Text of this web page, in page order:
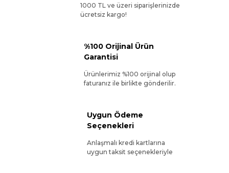
1000 TL ve üzeri siparişlerinizde
ücretsiz kargo!
%100 Orijinal Ürün
Garantisi
Ürünlerimiz %100 orijinal olup
faturanız ile birlikte gönderilir.
Uygun Ödeme
Seçenekleri
Anlaşmalı kredi kartlarına
uygun taksit seçenekleriyle